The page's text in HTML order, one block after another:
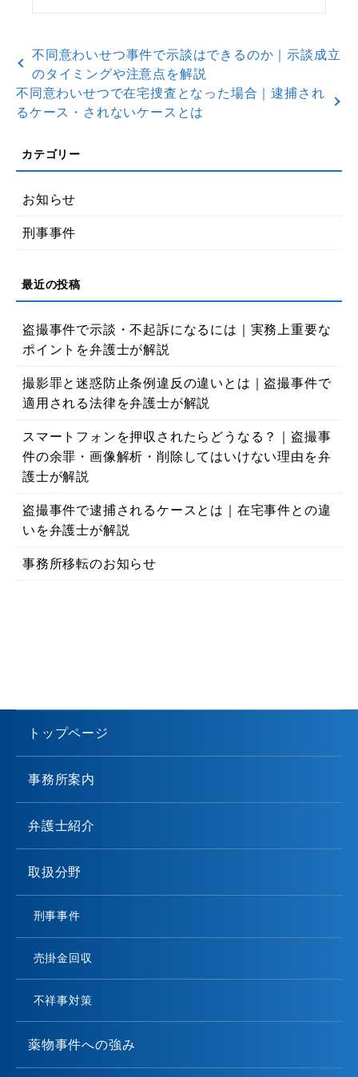
不同意わいせつ事件で示談はできるのか｜示談成立
のタイミングや注意点を解説
不同意わいせつで在宅捜査となった場合｜逮捕され
るケース・されないケースとは
お知らせ
刑事事件
盗撮事件で示談・不起訴になるには｜実務上重要な
ポイントを弁護士が解説
撮影罪と迷惑防止条例違反の違いとは｜盗撮事件で
適用される法律を弁護士が解説
スマートフォンを押収されたらどうなる？｜盗撮事
件の余罪・画像解析・削除してはいけない理由を弁
護士が解説
盗撮事件で逮捕されるケースとは｜在宅事件との違
いを弁護士が解説
事務所移転のお知らせ
トップページ
事務所案内
弁護士紹介
取扱分野
刑事事件
売掛金回収
不祥事対策
薬物事件への強み